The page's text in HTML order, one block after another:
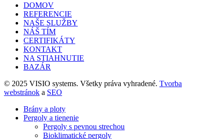
DOMOV
REFERENCIE
NAŠE SLUŽBY
NÁŠ TÍM
CERTIFIKÁTY
KONTAKT
NA STIAHNUTIE
BAZÁR
© 2025 VISIO systems. Všetky práva vyhradené. Tvorba
webstránok a SEO
Brány a ploty
Pergoly a tienenie
Pergoly s pevnou strechou
Bioklimatické pergoly